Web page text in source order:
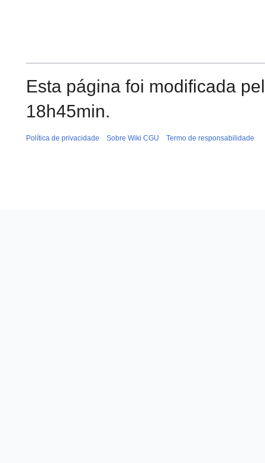
Esta página foi modificada
18h45min.
Política de privacidade Sobre Wiki CGU Termo de responsabilidade